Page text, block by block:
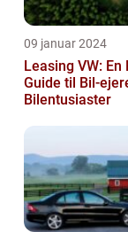
09 januar 2024
Leasing VW: En
Guide til Bil-
Bilentusiaster